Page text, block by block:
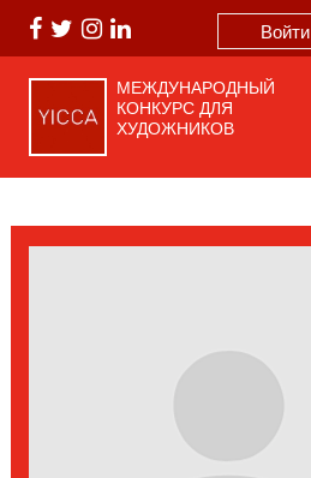
Войти
МЕЖДУНАРОДНЫЙ
КОНКУРС ДЛЯ
ХУДОЖНИКОВ